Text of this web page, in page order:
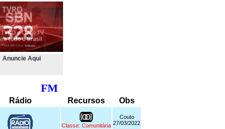
Anuncie Aqui
FM
Rádio Recursos Obs
Classe: Comunitária
Couto
27/03/2022